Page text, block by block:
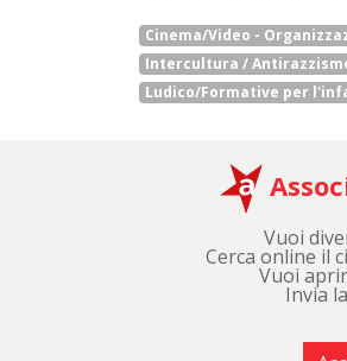
Cinema/Video -
Intercultura /
Ludico/Formative per
Vuoi
Cerca online il
Vuoi
Invia